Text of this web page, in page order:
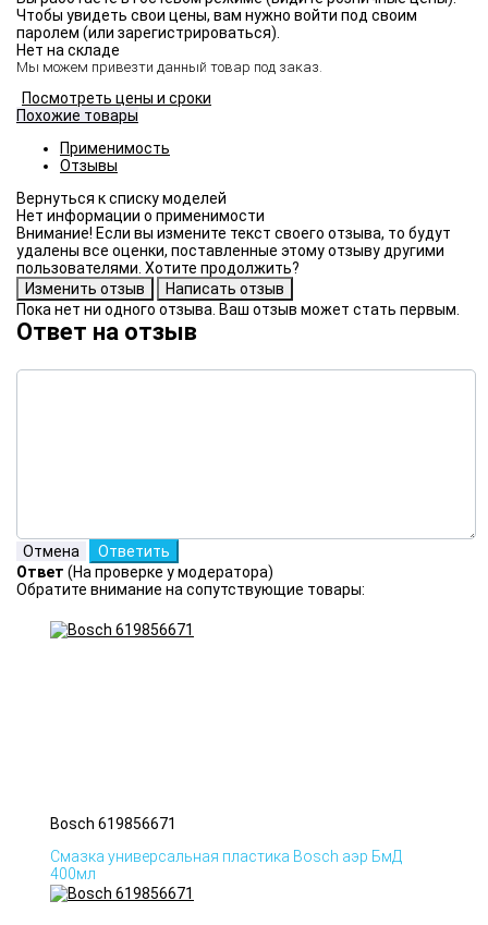
Чтобы увидеть свои цены, вам нужно войти под своим
паролем (или зарегистрироваться).
Нет на складе
Мы можем привезти данный товар под заказ.
Посмотреть цены и сроки
Похожие товары
Применимость
Отзывы
Нет информации о применимости
Внимание! Если вы измените текст своего отзыва, то будут
удалены все оценки, поставленные этому отзыву другими
пользователями. Хотите продолжить?
Пока нет ни одного отзыва. Ваш отзыв может стать первым.
Ответ на отзыв
Ответ (На проверке у модератора)
Обратите внимание на сопутствующие товары:
Bosch 619856671
Смазка универсальная пластика Bosch аэр БмД
400мл